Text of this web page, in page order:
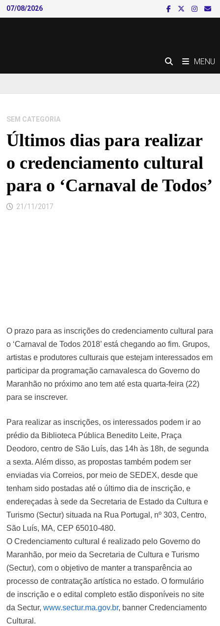
Skip
to
07/08/2026
MENU
SEM CATEGORIA
Últimos dias para realizar
o credenciamento cultural
para o ‘Carnaval de Todos’
21/11/2017
O prazo para as inscrições do credenciamento cultural para
o ‘Carnaval de Todos 2018’ está chegando ao fim. Grupos,
artistas e produtores culturais que estejam interessados em
participar da programação carnavalesca do Governo do
Maranhão no próximo ano tem até esta quarta-feira (22)
para se inscrever.
Para realizar as inscrições, os interessados podem ir ao
prédio da Biblioteca Pública Benedito Leite, Praça
Deodoro, centro de São Luís, das 14h às 18h, de segunda
a sexta. Além disso, as propostas também podem ser
enviadas via Correios, por meio de SEDEX, desde que
tenham sido postadas até o último dia de inscrição, e
endereçadas à sede da Secretaria de Estado da Cultura e
Turismo (Sectur) situada na Rua Portugal, nº 303, Centro,
São Luís, MA, CEP 65010-480.
O Credenciamento cultural é realizado pelo Governo do
Maranhão, por meio da Secretaria de Cultura e Turismo
(Sectur), com o objetivo de manter a transparência ao
processo de contratação artística no estado. O formulário
de inscrição e o edital completo estão disponíveis no site
da Sectur, www.sectur.ma.gov.br, banner Credenciamento
Cultural.